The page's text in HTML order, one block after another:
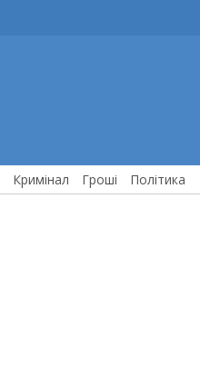
Кримінал Гроші Політика